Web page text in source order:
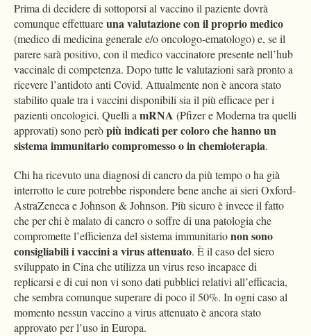
Prima di decidere di sottoporsi al vaccino il paziente dovrà
comunque effettuareuna valutazione con il proprio medico
(medico di medicina generale e/o oncologo-ematologo) e, se il
parere sarà positivo, con il medico vaccinatore presente nell’hub
vaccinale di competenza. Dopo tutte le valutazioni sarà pronto a
ricevere l’antidoto anti Covid. Attualmente non è ancora stato
stabilito quale tra i vaccini disponibili sia il più efficace per i
pazienti oncologici. Quelli a mRNA (Pfizer e Moderna tra quelli
approvati) sono peròpiù indicati per coloro che hanno un
sistema immunitario compromesso o in chemioterapia.
Chi ha ricevuto una diagnosi di cancro da più tempo o ha già
interrotto le cure potrebbe rispondere bene anche ai sieri Oxford-
AstraZeneca e Johnson & Johnson. Più sicuro è invece il fatto
che per chi è malato di cancro o soffre di una patologia che
compromette l’efficienza del sistema immunitarionon sono
consigliabili i vaccini a virus attenuato. È il caso del siero
sviluppato in Cina che utilizza un virus reso incapace di
replicarsi e di cui non vi sono dati pubblici relativi all’efficacia,
che sembra comunque superare di poco il 50%. In ogni caso al
momento nessun vaccino a virus attenuato è ancora stato
approvato per l’uso in Europa.